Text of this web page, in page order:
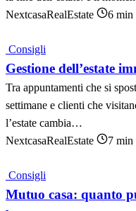
NextcasaRealEstate
6 min
Consigli
Gestione dell’estate
Tra appuntamenti che si
settimane e clienti che
l’estate cambia…
NextcasaRealEstate
7 min
Consigli
Mutuo casa: quanto